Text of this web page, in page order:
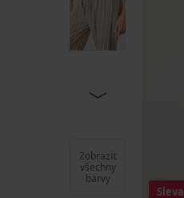
Zobrazit
všechny
barvy
Sleva